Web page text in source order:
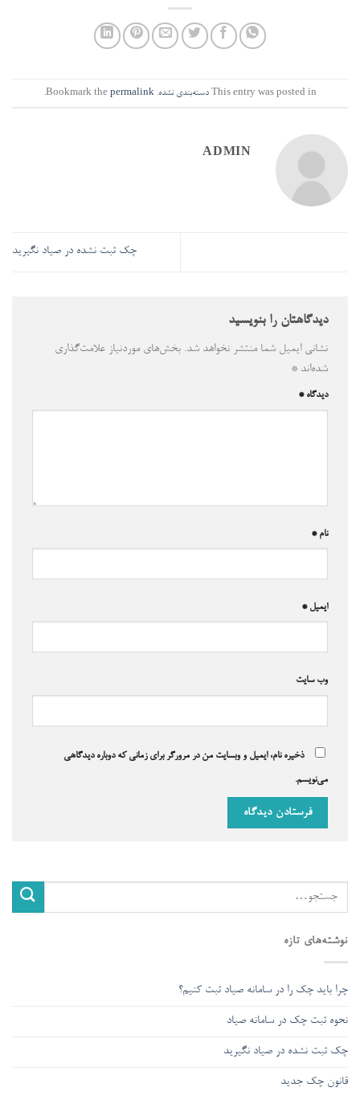
This entry was posted in دسته‌بندی نشده. Bookmark the
permalink
.
ADMIN
چک ثبت نشده در صیاد نگیرید
دیدگاهتان را بنویسید
نشانی ایمیل شما منتشر نخواهد شد. بخش‌های موردنیاز علامت‌گذاری
شده‌اند *
دیدگاه*
نام*
ایمیل*
وب‌ سایت
ذخیره نام، ایمیل و وبسایت من در مرورگر برای زمانی که دوباره دیدگاهی
می‌نویسم.
نوشته‌های تازه
چرا باید چک را در سامانه صیاد ثبت کنیم؟
نحوه ثبت چک در سامانه صیاد
چک ثبت نشده در صیاد نگیرید
قانون چک جدید